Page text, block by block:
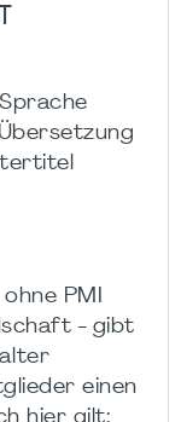
PMI
- gibt
einen